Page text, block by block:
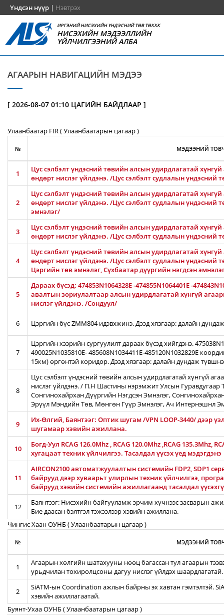
Үндсэн нүүр | Нэвтрэх
ИРГЭНИЙ НИСЭХИЙН ҮНДЭСНИЙ ТӨВ ТӨХХК
НИСЭХИЙН МЭДЭЭЛЛИЙН
ҮЙЛЧИЛГЭЭНИЙ АЛБА
АГААРЫН НАВИГАЦИЙН МЭДЭЭ
[ 2026-08-07 01:10 ЦАГИЙН БАЙДЛААР ]
Улаанбаатар FIR ( Улаанбаатарын цагаар )
№ МЭДЭЭНИЙ
1
Цус сэлбэлт үндэсний төвийн алсын удирдлагатай
өндөрт нислэг үйлдэнэ. /Цус сэлбэлт судлалын үндэсний
2
Цус сэлбэлт үндэсний төвийн алсын удирдлагатай
өндөрт нислэг үйлдэнэ. /Цус сэлбэлт судлалын
эмнэлэг/
3
Цус сэлбэлт үндэсний төвийн алсын удирдлагатай
өндөрт нислэг үйлдэнэ. /Цус сэлбэлт судлалын
4
Цус сэлбэлт үндэсний төвийн алсын удирдлагатай
өндөрт нислэг үйлдэнэ. /Цус сэлбэлт судлалын үндэсний
Цэргийн төв эмнэлэг, Сүхбаатар дүүргийн нэгдсэн
5
Дараах бүсэд: 474853N1064328E -474855N1064401E -
авалтын зориулалтаар алсын удирдлагатай хүнгүй
нислэг үйлдэнэ. /Сондуул/
6 Цэргийн бүс ZMM804 идэвхжинэ. Дээд хязгаар: далайн
7
Цэргийн хээрийн сургуулилт дараах бүсэд хийгдэнэ.
490025N1035810E- 485608N1034411E-485120N1032829E
15км) өргөнтэй коридор. Дээд хязгаар: далайн дундаж
8
Цус сэлбэлт үндэсний төвийн алсын удирдлагатай хүнгүй
нислэг үйлдэнэ. / П.Н Шастины нэрэмжит Улсын Гуравдугаар
Сонгинохайрхан Дүүргийн Нэгдсэн Эмнэлэг,
Эрүүл Мэндийн Төв, Мөнгөн Гүүр Эмнэлэг, Ач Интернэшнл
9
Их-Өлгий, Баянтээг: Оптик шугам /VPN LOOP-3440/ дээр
шугамаар хэвийн ажиллана.
10
Богд-Уул RCAG 126.0Mhz , RCAG 120.0Mhz ,RCAG 135.3Mhz,
хугацаат техник үйлчилгээ. Тасалдал үүсэх үед мэдэгдэнэ
11
AIRCON2100 автоматжуулалтын системийн FDP2, SDP1
байрууд дээр хуваарьт улирлын техник үйлчилгээ,
байрууд хэвийн системийн ажиллагаанд тасалдал
12
Баянтээг: Нисэхийн байгууламж эрчим хүчнээс засварын
Бие даасан бэлтгэл тэжээлээр хэвийн ажиллана.
Чингис Хаан ОУНБ ( Улаанбаатарын цагаар )
№ МЭДЭЭНИЙ
1
Агаарын хөлгийн шатахууны нөөц багассан тул агаарын
урьдчилан тохиролцсоны дагуу нислэг үйлдэх шаардлагатай.
2
SiATM-ын Coordination ажлын байрны эх хавтан гэмтэлтэй.
хэвийн ажиллагаатай.
Буянт-Ухаа ОУНБ ( Улаанбаатарын цагаар )